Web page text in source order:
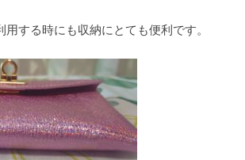
する時にも収納にとても便利です。